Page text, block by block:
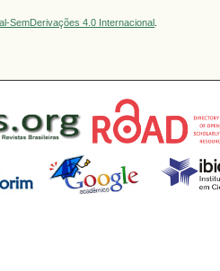
SemDerivações 4.0 Internacional